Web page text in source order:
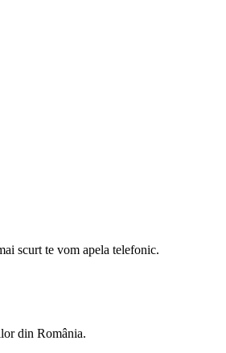
scurt te vom apela telefonic.
din România.